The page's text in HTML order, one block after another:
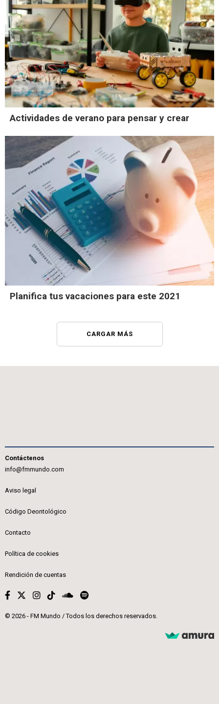
Actividades de verano para pensar y crear
Planifica tus vacaciones para este 2021
CARGAR MÁS
Contáctenos
info@fmmundo.com
Aviso legal
Código Deontológico
Contacto
Política de cookies
Rendición de cuentas
© 2026 - FM Mundo / Todos los derechos reservados.